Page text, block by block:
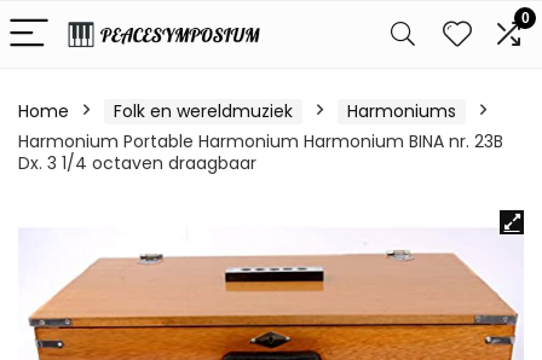
0
Home Folk en wereldmuziek
Harmoniums
Harmonium Portable Harmonium Harmonium BINA nr. 23B
Dx. 3 1/4 octaven draagbaar